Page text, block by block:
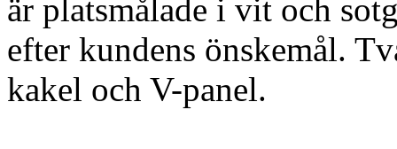
är platsmålade i vit och
efter kundens önskemål.
kakel och V-panel.